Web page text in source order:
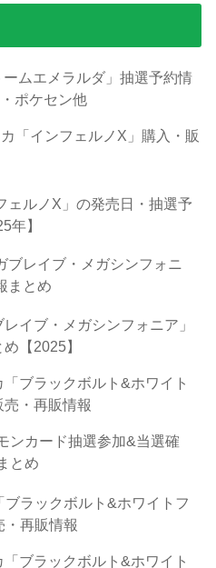
ームエメラルダ」抽選予約情
ポケセン他
カ「インフェルノX」購入・販
ェルノX」の発売日・抽選予
年】
ブレイブ・メガシンフォニ
まとめ
レイブ・メガシンフォニア」
【2025】
「ブラックボルト&ホワイト
・再販情報
ンカード抽選参加&当選確
とめ
ブラックボルト&ホワイトフ
・再販情報
「ブラックボルト&ホワイト